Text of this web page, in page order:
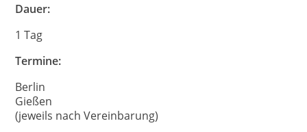
Dauer:
1 Tag
Termine:
Berlin
Gießen
(jeweils nach Vereinbarung)